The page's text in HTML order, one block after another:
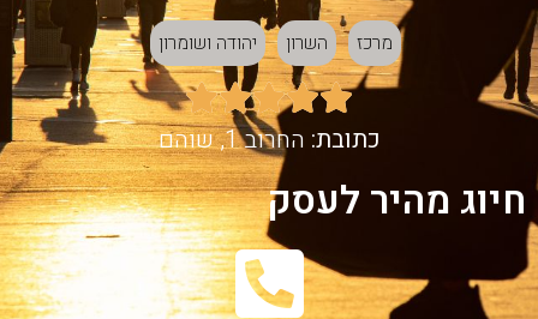
מרכז השרון יהודה ושומרון





כתובת: החרוב 1, שוהם
חיוג מהיר לעסק